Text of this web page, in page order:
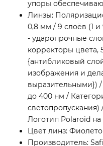
упоры
Линзы:
0,8 мм / 9 слоёв (1
- ударопрочные
корректоры цвета,
{антибликовый
изображения и
выразительными}) /
до 400 нм /
Логотип Polaroid
Цвет линз:
Производитель: